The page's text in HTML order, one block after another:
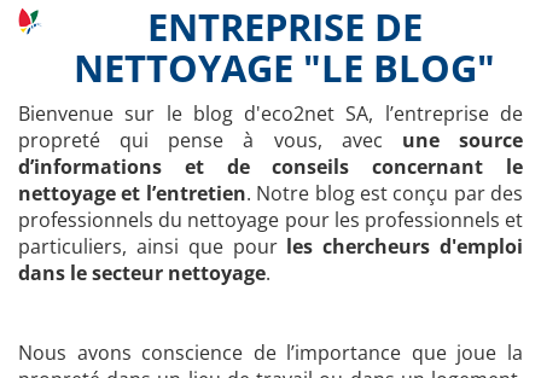
ENTREPRISE DE
NETTOYAGE "LE BLOG"
Bienvenue sur le blog d'eco2net SA, l’entreprise de
propreté qui pense à vous, avec une source
d’informations et de conseils concernant le
nettoyage et l’entretien. Notre blog est conçu par des
professionnels du nettoyage pour les professionnels et
particuliers, ainsi que pour les chercheurs d'emploi
dans le secteur nettoyage.
Nous avons conscience de l’importance que joue la